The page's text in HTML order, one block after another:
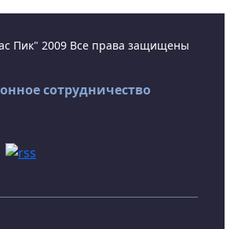
Пик" 2009 Все права защищены
сотрудничество